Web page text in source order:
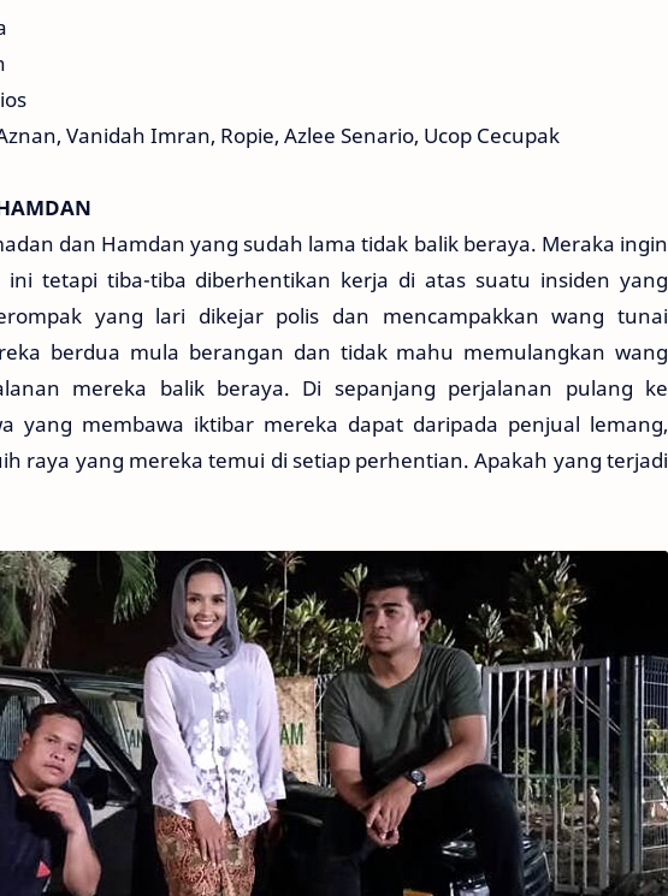
Vanidah Imran, Ropie, Azlee Senario, Ucop Cecupak
dan Hamdan yang sudah lama tidak balik beraya. Meraka ingin
tetapi tiba-tiba diberhentikan kerja di atas suatu insiden yang
yang lari dikejar polis dan mencampakkan wang tunai
berdua mula berangan dan tidak mahu memulangkan wang
mereka balik beraya. Di sepanjang perjalanan pulang ke
yang membawa iktibar mereka dapat daripada penjual lemang,
raya yang mereka temui di setiap perhentian. Apakah yang terjadi